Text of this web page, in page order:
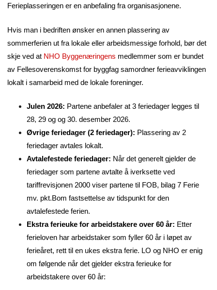
Ferieplasseringen er en anbefaling fra organisasjonene.
Hvis man i bedriften ønsker en annen plassering av
sommerferien ut fra lokale eller arbeidsmessige forhold, bør det
skje ved at NHO Byggenæringens medlemmer som er bundet
av Fellesoverenskomst for byggfag samordner ferieavviklingen
lokalt i samarbeid med de lokale foreninger.
Julen 2026: Partene anbefaler at 3 feriedager legges til
28, 29 og og 30. desember 2026.
Øvrige feriedager (2 feriedager): Plassering av 2
feriedager avtales lokalt.
Avtalefestede feriedager: Når det generelt gjelder de
feriedager som partene avtalte å iverksette ved
tariffrevisjonen 2000 viser partene til FOB, bilag 7 Ferie
mv. pkt.Bom fastsettelse av tidspunkt for den
avtalefestede ferien.
Ekstra ferieuke for arbeidstakere over 60 år: Etter
ferieloven har arbeidstaker som fyller 60 år i løpet av
ferieåret, rett til en ukes ekstra ferie. LO og NHO er enig
om følgende når det gjelder ekstra ferieuke for
arbeidstakere over 60 år: